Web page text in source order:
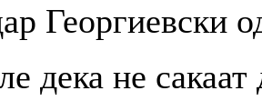
дека не